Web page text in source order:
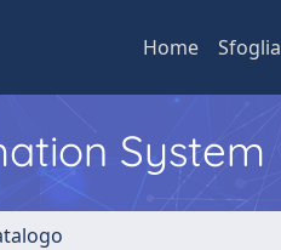
Home Sfoglia
System